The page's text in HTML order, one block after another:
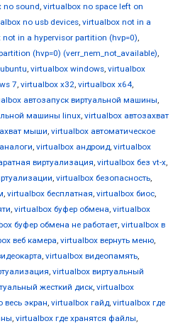
no sound, virtualbox no space left on
no usb devices, virtualbox not in a
in a hypervisor partition (hvp=0),
(hvp=0) (verr_nem_not_available),
, virtualbox windows, virtualbox
7, virtualbox x32, virtualbox x64,
автозапуск виртуальной машины,
машины linux, virtualbox автозахват
мыши, virtualbox автоматическое
, virtualbox андроид, virtualbox
виртуализация, virtualbox без vt-x,
, virtualbox безопасность,
, virtualbox бесплатная, virtualbox биос,
, virtualbox буфер обмена, virtualbox
буфер обмена не работает, virtualbox в
веб камера, virtualbox вернуть меню,
, virtualbox видеопамять,
, virtualbox виртуальный
жесткий диск, virtualbox
весь экран, virtualbox гайд, virtualbox где
, virtualbox где хранятся файлы,